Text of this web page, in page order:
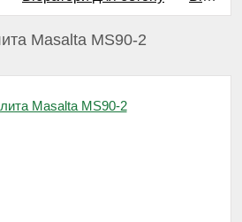
Masalta MS90-2